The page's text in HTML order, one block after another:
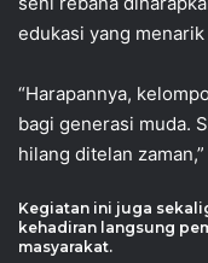
edukasi yang
“Harapannya,
bagi generasi muda.
hilang ditelan
Kegiatan ini juga
kehadiran langsung
masyarakat.